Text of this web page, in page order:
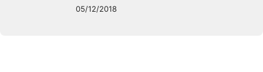
05/12/2018